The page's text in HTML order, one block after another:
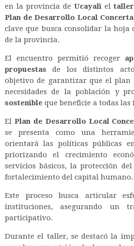
en la provincia de Ucayali el
Plan de Desarrollo Local
clave que busca consolidar la
de la provincia.
El encuentro permitió recoger
propuestas de los distintos
objetivo de garantizar que el plan
necesidades de la población y
sostenible que beneficie a todas
El Plan de Desarrollo Local
se presenta como una
orientará las políticas públicas
priorizando el crecimiento
servicios básicos, la protección
fortalecimiento del capital humano.
Este proceso busca articular
instituciones, asegurando un
participativo.
Durante el taller, se destacó la